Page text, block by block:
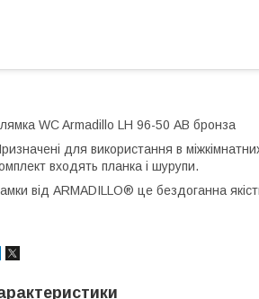
WC Armadillo LH 96-50 АВ бронза
для використання в
входять планка і шурупи.
від ARMADILLO® це бездоганна